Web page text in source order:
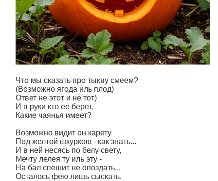
Что мы сказать про тыкву смеем?
(Возможно ягода иль плод)
Ответ не этот и не тот)
И в руки кто ее берет,
Какие чаянья имеет?
Возможно видит он карету
Под желтой шкуркою - как знать...
И в ней несясь по белу свету,
Мечту лелея ту иль эту -
На бал спешит не опоздать...
Осталось фею лишь сыскать.